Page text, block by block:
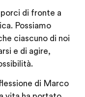
di fronte a
Possiamo
ciascuno di noi
e di agire,
di Marco